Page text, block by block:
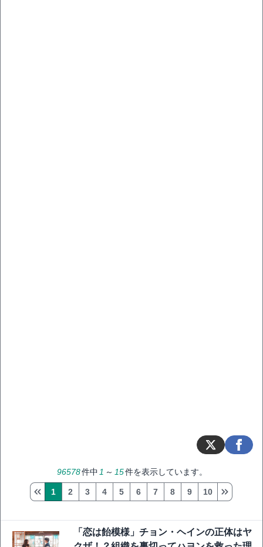
96578件中 1 ～ 15件を表示しています。
1 2 3 4 5 6 7 8 9 10
「恋は飴模様」チョン・ヘインの正体はヤ